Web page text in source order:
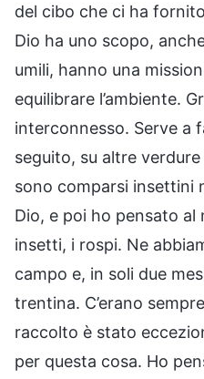
del cibo che ci ha
Dio ha uno scopo,
umili, hanno una
equilibrare l’ambiente.
interconnesso. Serve a
seguito, su altre
sono comparsi insettini
Dio, e poi ho pensato al
insetti, i rospi. Ne
campo e, in soli due
trentina. C’erano
raccolto è stato
per questa cosa. Ho